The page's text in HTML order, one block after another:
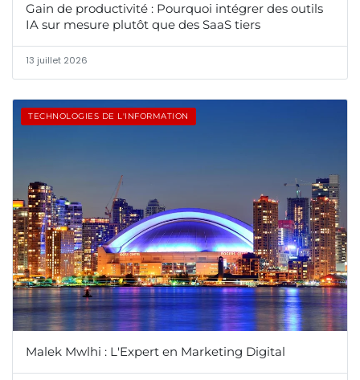
Gain de productivité : Pourquoi intégrer des outils
IA sur mesure plutôt que des SaaS tiers
13 juillet 2026
TECHNOLOGIES DE L'INFORMATION
Malek Mwlhi : L'Expert en Marketing Digital